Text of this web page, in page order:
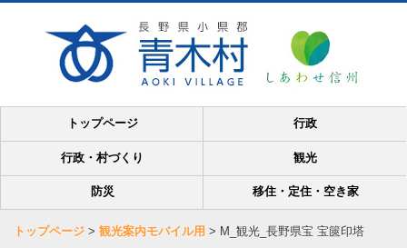
トップページ 行政
行政・村づくり 観光
防災 移住・定住・空き家
トップページ > 観光案内モバイル用 > M_観光_長野県宝 宝篋印塔